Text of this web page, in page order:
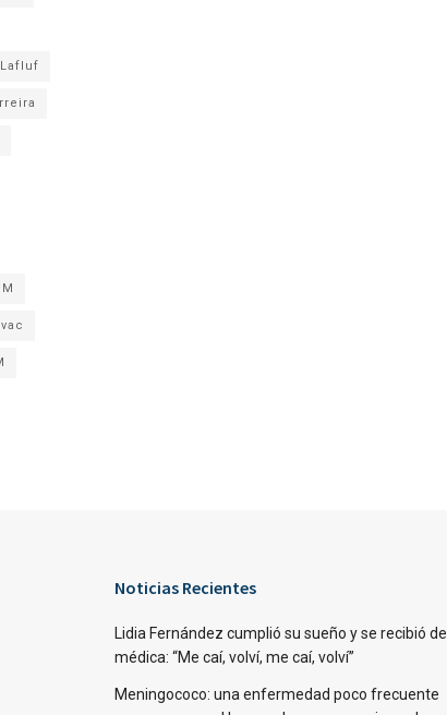
Lafluf
Noticias Recientes
Lidia Fernández cumplió su sueño y se recibió de
médica: “Me caí, volví, me caí, volví”
Meningococo: una enfermedad poco frecuente